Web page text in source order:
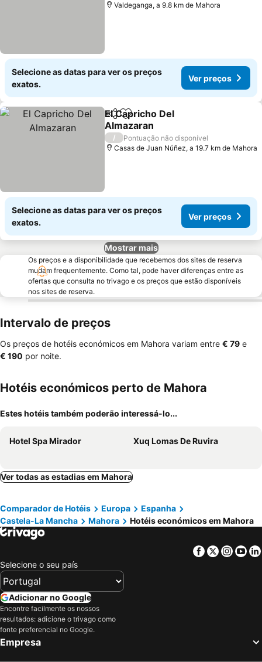
Valdeganga, a 9.8 km de Mahora
Selecione as datas para ver os preços
exatos.
Ver preços
PartilharAdicionar aos favoritos
El Capricho Del
Almazaran
/
Pontuação não disponível
Casas de Juan Núñez, a 19.7 km de Mahora
Selecione as datas para ver os preços
exatos.
Ver preços
Mostrar mais
Os preços e a disponibilidade que recebemos dos sites de reserva
mudam frequentemente. Como tal, pode haver diferenças entre as
ofertas que consulta no trivago e os preços que estão disponíveis
nos sites de reserva.
Intervalo de preços
Os preços de hotéis económicos em Mahora variam entre ‎€ 79 e
‎€ 190 por noite.
Hotéis económicos perto de Mahora
Estes hotéis também poderão interessá-lo...
Hotel Spa Mirador Xuq Lomas De Ruvira
Ver todas as estadias em Mahora
Comparador de Hotéis Europa
Espanha
Castela-La Mancha
Mahora Hotéis económicos em Mahora
Facebook
Twitter
Selecione o seu país
Adicionar no Google
Encontre facilmente os nossos
resultados: adicione o trivago como
fonte preferencial no Google.
Empresa